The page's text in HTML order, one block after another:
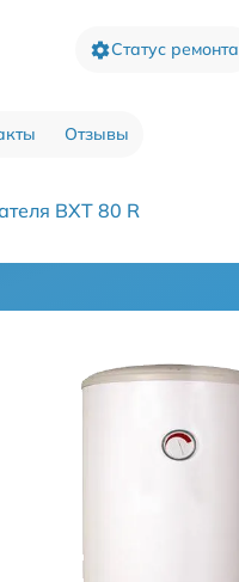
Статус ремонта
Отзывы
BXT 80 R